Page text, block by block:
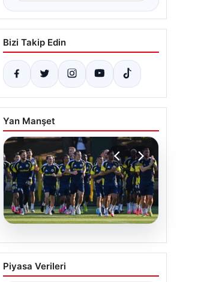
Bizi Takip Edin
Yan Manşet
05.08.2026
Fenerbahçe’nin Avrupa
kadrosunda Sturm Graz
Piyasa Verileri